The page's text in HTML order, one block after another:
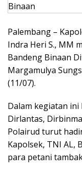
Binaan
Palembang –
Indra Heri S., MM
Bandeng Binaan
Margamulya
(11/07).
Dalam kegiatan ini
Dirlantas,
Polairud turut
Kapolsek, TNI AL,
para petani